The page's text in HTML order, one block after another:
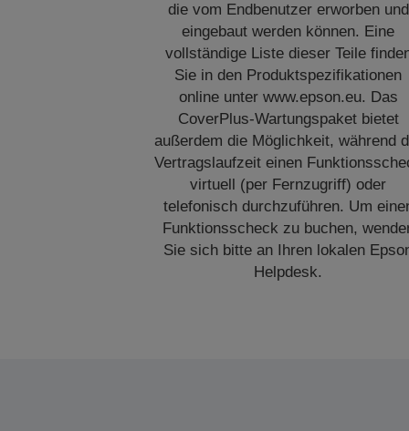
die vom Endbenutzer erworben und
eingebaut werden können. Eine
vollständige Liste dieser Teile
Sie in den Produktspezifikationen
online unter www.epson.eu. Das
CoverPlus-Wartungspaket bietet
außerdem die Möglichkeit, während
Vertragslaufzeit einen
virtuell (per Fernzugriff) oder
telefonisch durchzuführen. Um
Funktionsscheck zu buchen,
Sie sich bitte an Ihren lokalen
Helpdesk.